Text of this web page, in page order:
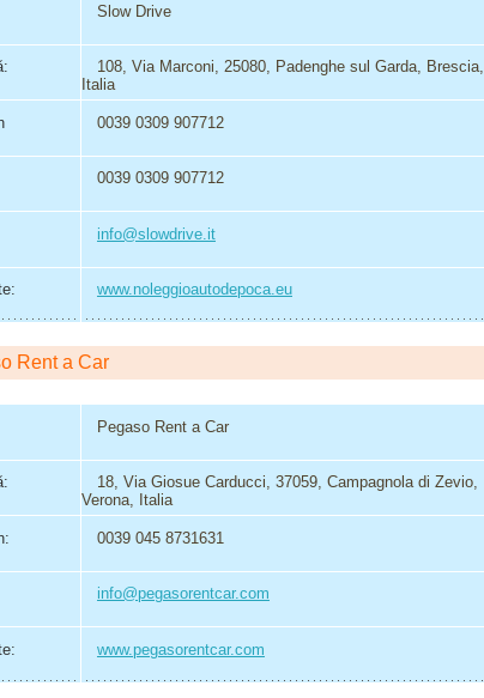
Slow Drive
108, Via Marconi, 25080, Padenghe sul Garda, Brescia,
Italia
0039 0309 907712
0039 0309 907712
info@slowdrive.it
www.noleggioautodepoca.eu
Rent a Car
Pegaso Rent a Car
18, Via Giosue Carducci, 37059, Campagnola di Zevio,
Verona, Italia
0039 045 8731631
info@pegasorentcar.com
www.pegasorentcar.com